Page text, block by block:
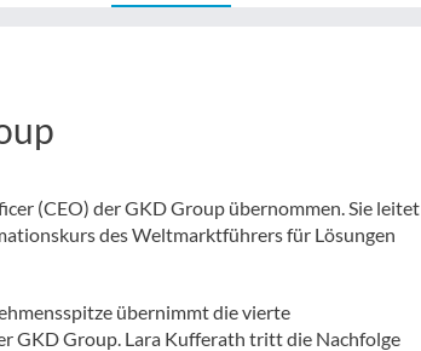
(CEO) der GKD Group übernommen. Sie leitet
des Weltmarktführers für Lösungen
übernimmt die vierte
GKD Group. Lara Kufferath tritt die Nachfolge